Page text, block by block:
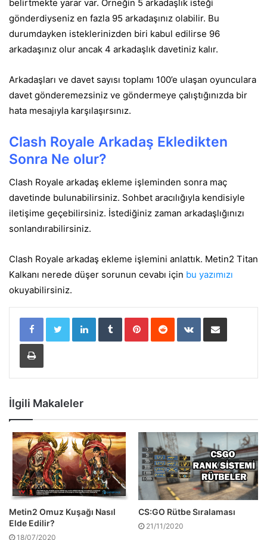
belirtmekte yarar var. Örneğin 5 arkadaşlık isteği
gönderdiyseniz en fazla 95 arkadaşınız olabilir. Bu
durumdayken isteklerinizden biri kabul edilirse 96
arkadaşınız olur ancak 4 arkadaşlık davetiniz kalır.
Arkadaşları ve davet sayısı toplamı 100’e ulaşan oyunculara
davet gönderemezsiniz ve göndermeye çalıştığınızda bir
hata mesajıyla karşılaşırsınız.
Clash Royale Arkadaş Ekledikten
Sonra Ne olur?
Clash Royale arkadaş ekleme işleminden sonra maç
davetinde bulunabilirsiniz. Sohbet aracılığıyla kendisiyle
iletişime geçebilirsiniz. İstediğiniz zaman arkadaşlığınızı
sonlandırabilirsiniz.
Clash Royale arkadaş ekleme işlemini anlattık. Metin2 Titan
Kalkanı nerede düşer sorunun cevabı için bu yazımızı
okuyabilirsiniz.
LinkedInTumblrPinterestReddit VKontakteE-Posta ile paylaş
Yazdır
İlgili Makaleler
Metin2 Omuz Kuşağı Nasıl
Elde Edilir?
18/07/2020
CS:GO Rütbe Sıralaması
21/11/2020